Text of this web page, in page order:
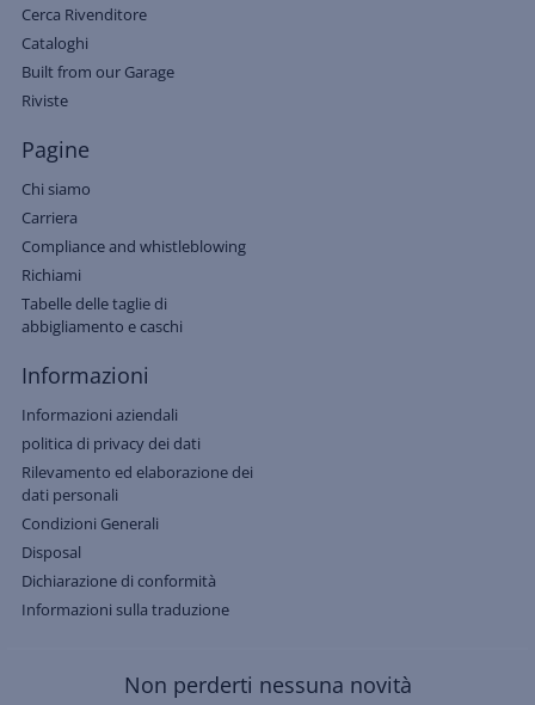
Cerca Rivenditore
Cataloghi
Built from our Garage
Riviste
Pagine
Chi siamo
Carriera
Compliance and whistleblowing
Richiami
Tabelle delle taglie di
abbigliamento e caschi
Informazioni
Informazioni aziendali
politica di privacy dei dati
Rilevamento ed elaborazione dei
dati personali
Condizioni Generali
Disposal
Dichiarazione di conformità
Informazioni sulla traduzione
Non perderti nessuna novità